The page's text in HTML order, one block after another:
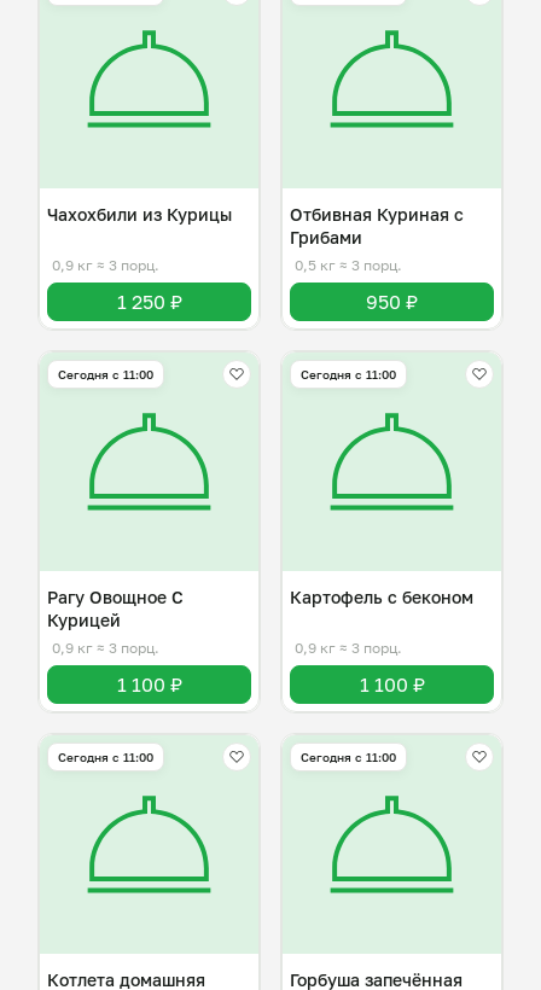
Чахохбили из Курицы
0,9 кг ≈ 3 порц.
1 250 ₽
Отбивная Куриная с
Грибами
0,5 кг ≈ 3 порц.
950 ₽
Сегодня с 11:00
Рагу Овощное С
Курицей
0,9 кг ≈ 3 порц.
1 100 ₽
Сегодня с 11:00
Картофель с беконом
0,9 кг ≈ 3 порц.
1 100 ₽
Сегодня с 11:00
Котлета домашняя
Сегодня с 11:00
Горбуша запечённая